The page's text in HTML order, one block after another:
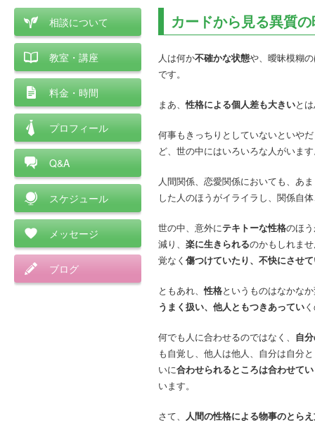
カードから見る異質
人は何か不確かな状態や、曖昧模糊の
です。
まあ、性格による個人差も大きいと
何事もきっちりとしていないといや
ど、世の中にはいろいろな人がいま
人間関係、恋愛関係においても、あ
した人のほうがイライラし、関係自
世の中、意外にテキトーな性格のほ
減り、 楽に生きられるのかもしれま
覚なく 傷つけていたり、不快にさせ
ともあれ、性格というものはなかな
うまく扱い、他人ともつきあってい
何でも人に合わせるのではなく、 自
も自覚し、他人は他人、自分は自分
いに合わせられるところは合わせて
います。
さて、 人間の性格による物事のとら
相談について
教室・講座
料金・時間
プロフィール
Q&A
スケジュール
メッセージ
ブログ